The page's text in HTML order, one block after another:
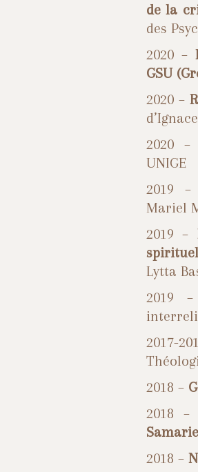
de la
des
2020 –
GSU
2020 –
2020 –
UNIGE
2019
Mariel
2019 –
Lytta
2019 –
2018 –
2018
Samarie
2018 –